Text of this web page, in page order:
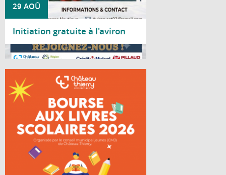
29 AOÛ
Initiation gratuite à l'aviron
Lire la suite
Le Conseil Municipal Jeunes de Château-
Thierry organise une bourse aux livres
scolaires à destination des lycéens.